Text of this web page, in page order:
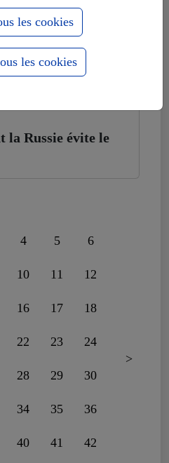
la Russie évite le
4 5 6
10 11 12
16 17 18
22 23 24
28 29 30
34 35 36
40 41 42
>
les cookies
les cookies